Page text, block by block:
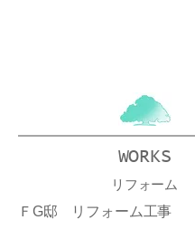
WORKS
リフォーム
ＦG邸 リフォーム工事